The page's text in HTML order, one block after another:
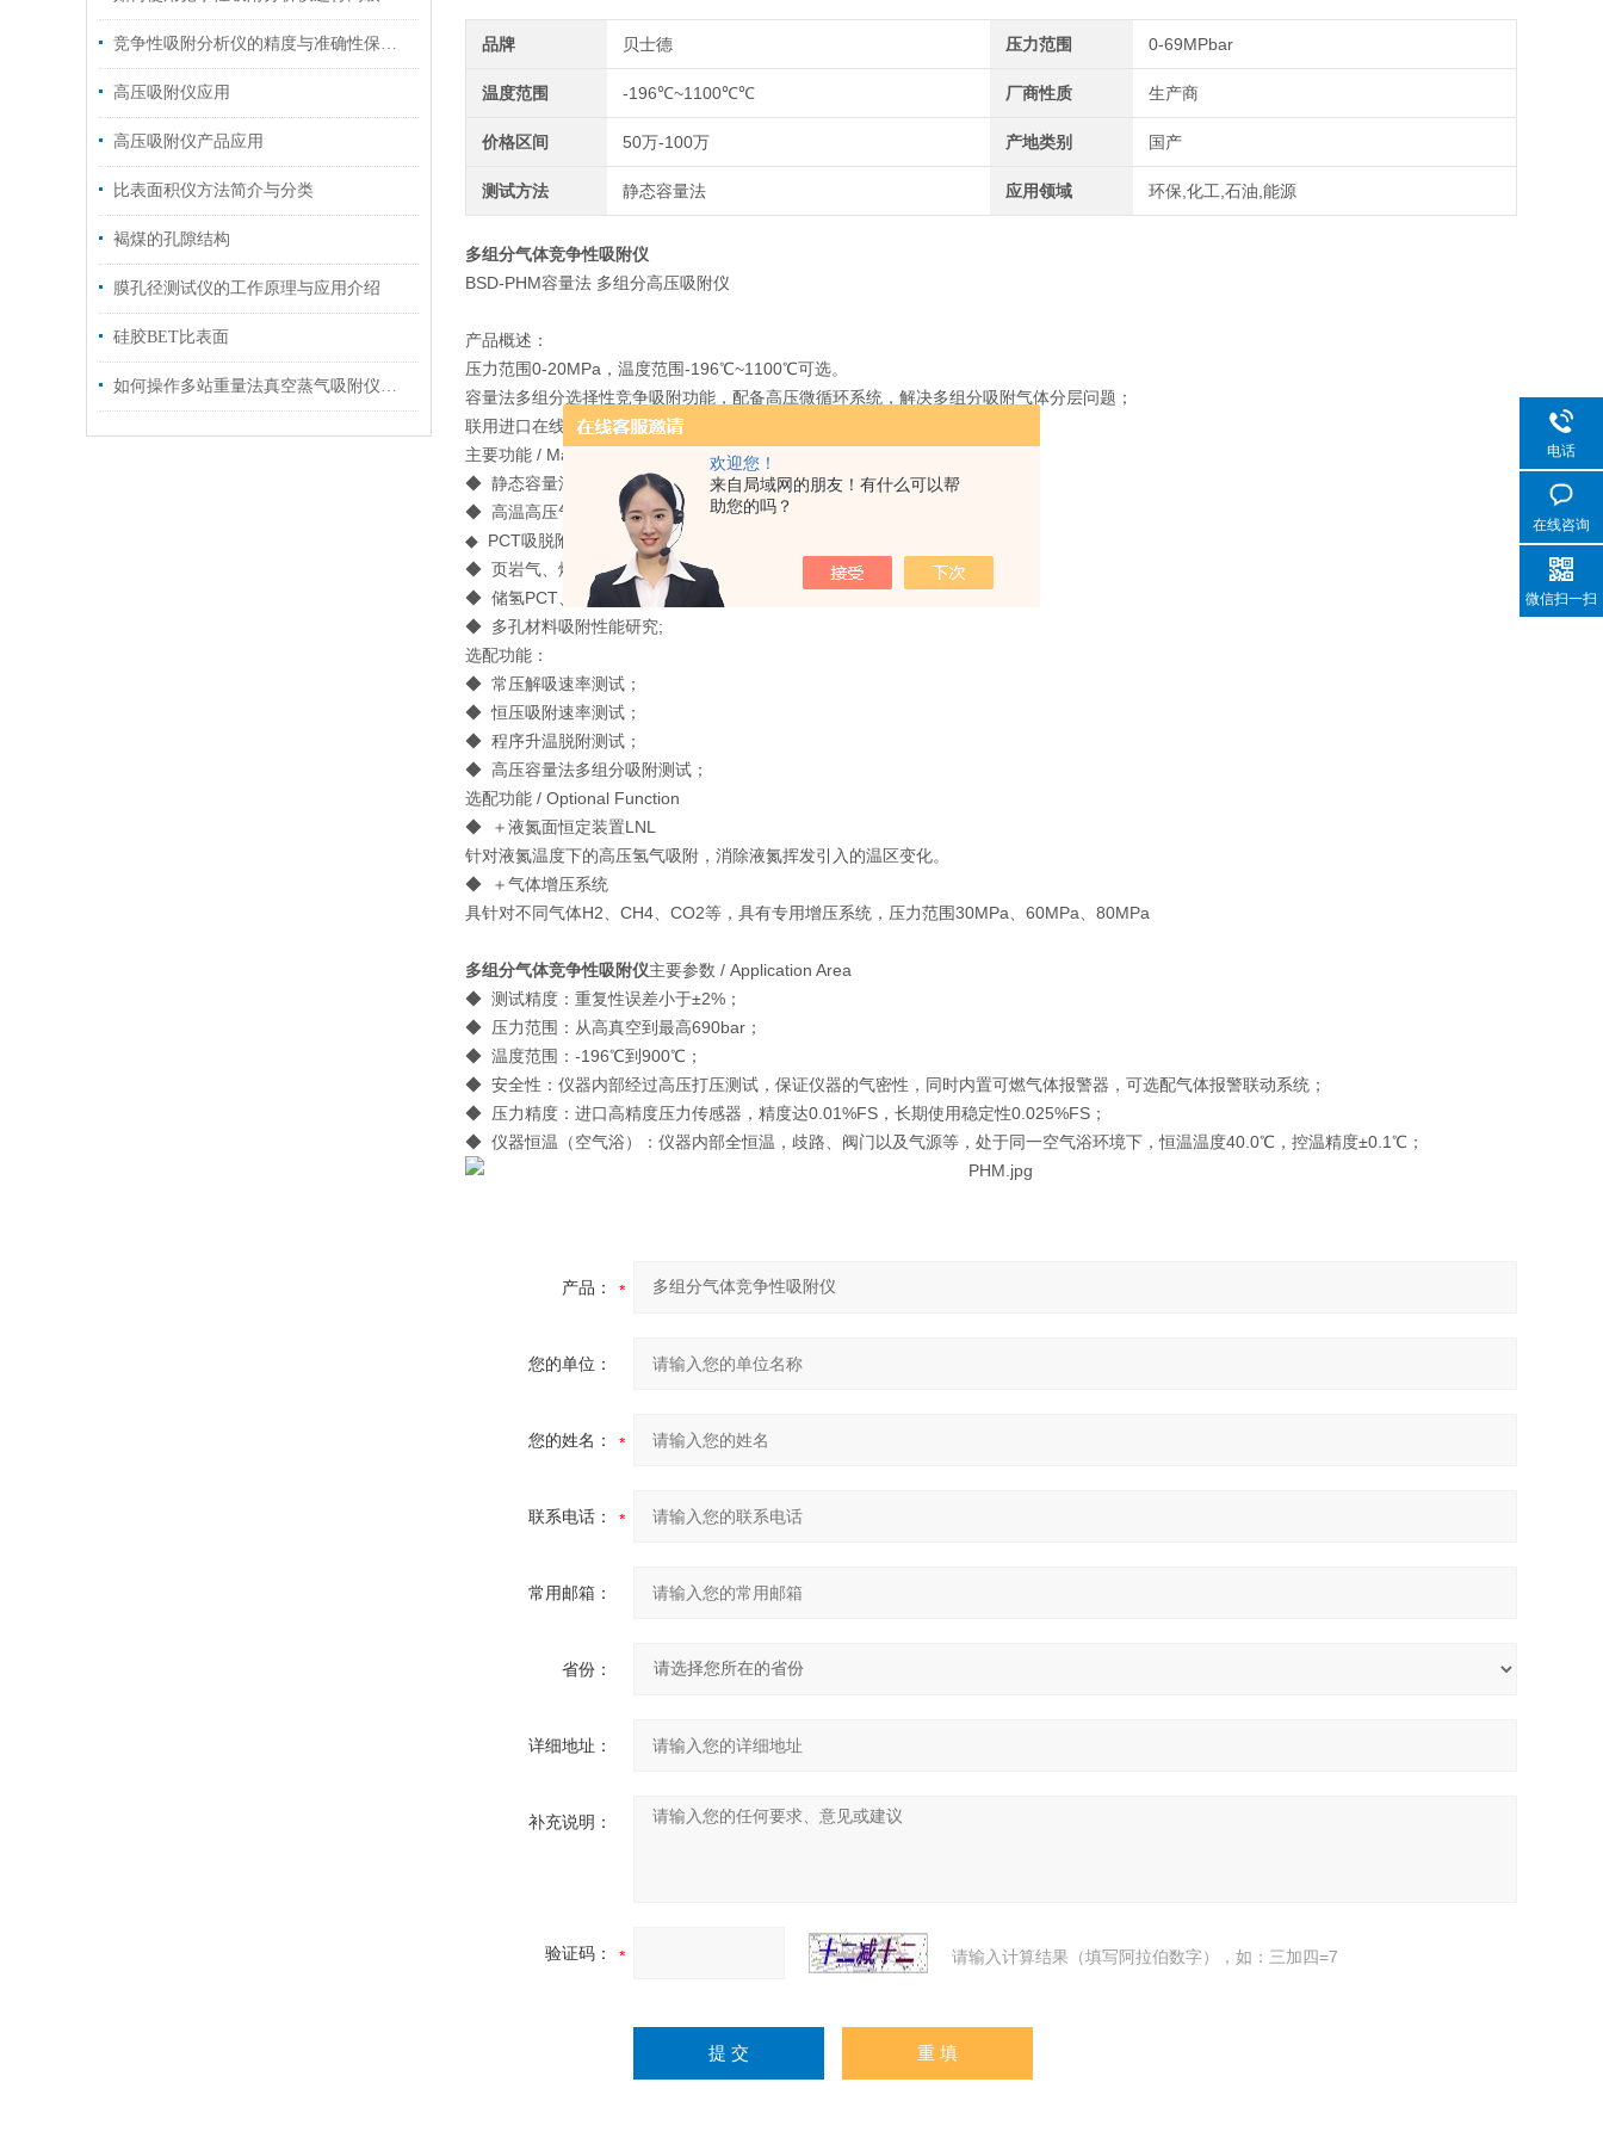
欢迎您！
来自局域网的朋友！有什么可以帮
助您的吗？
竞争性吸附分析仪的精度与准确性保障方法
高压吸附仪应用
高压吸附仪产品应用
比表面积仪方法简介与分类
褐煤的孔隙结构
膜孔径测试仪的工作原理与应用介绍
硅胶BET比表面
如何操作多站重量法真空蒸气吸附仪进行吸附分析
品牌 贝士德 压力范围 0-69MPbar
温度范围 -196℃~1100℃℃ 厂商性质 生产商
价格区间 50万-100万 产地类别 国产
测试方法 静态容量法 应用领域 环保,化工,石油,能源
多组分气体竞争性吸附仪
BSD-PHM容量法 多组分高压吸附仪
产品概述：
压力范围0-20MPa，温度范围-196℃~1100℃可选。
容量法多组分选择性竞争吸附功能，配备高压微循环系统，解决多组分吸附气体分层问题；
联用进口在线质谱气体浓度分析装置。
主要功能 / Main Function
◆ 静态容量法高压气体吸附;
◆ 高温高压气体吸附脱附等温线测试;
◆ PCT吸脱附曲线，吸附常数;
◆ 页岩气、煤层气储量评估研究;
◆ 储氢PCT、吸放氢循环测试;
◆ 多孔材料吸附性能研究;
选配功能：
◆ 常压解吸速率测试；
◆ 恒压吸附速率测试；
◆ 程序升温脱附测试；
◆ 高压容量法多组分吸附测试；
选配功能 / Optional Function
◆ ＋液氮面恒定装置LNL
针对液氮温度下的高压氢气吸附，消除液氮挥发引入的温区变化。
◆ ＋气体增压系统
具针对不同气体H2、CH4、CO2等，具有专用增压系统，压力范围30MPa、60MPa、80MPa
多组分气体竞争性吸附仪主要参数 / Application Area
◆ 测试精度：重复性误差小于±2%；
◆ 压力范围：从高真空到最高690bar；
◆ 温度范围：-196℃到900℃；
◆ 安全性：仪器内部经过高压打压测试，保证仪器的气密性，同时内置可燃气体报警器，可选配气体报警联动系统；
◆ 压力精度：进口高精度压力传感器，精度达0.01%FS，长期使用稳定性0.025%FS；
◆ 仪器恒温（空气浴）：仪器内部全恒温，歧路、阀门以及气源等，处于同一空气浴环境下，恒温温度40.0℃，控温精度±0.1℃；
产品：
您的单位：
您的姓名：
联系电话：
常用邮箱：
省份：
详细地址：
补充说明：
验证码： 请输入计算结果（填写阿拉伯数字），如：三加四=7
电话
在线咨询
微信扫一扫